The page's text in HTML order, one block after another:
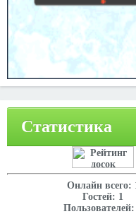
Статистика
Онлайн всего:
Гостей: 1
Пользователей: